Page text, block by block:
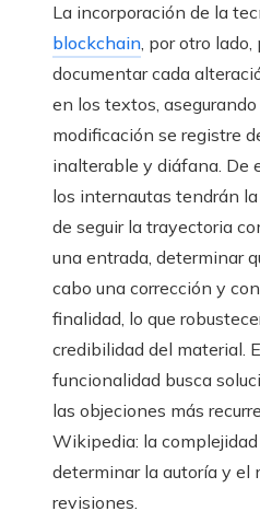
La incorporación de la
blockchain, por otro
documentar cada
en los textos, asegurando
modificación se registre
inalterable y diáfana. De
los internautas tendrán
de seguir la trayectoria
una entrada, determinar
cabo una corrección y
finalidad, lo que
credibilidad del material.
funcionalidad busca
las objeciones más
Wikipedia: la
determinar la autoría y el
revisiones.